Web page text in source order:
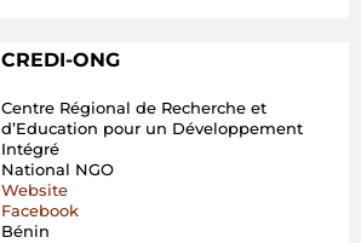
CREDI-ONG
Centre Régional de Recherche et
d’Education pour un Développement
Intégré
National NGO
Website
Facebook
Bénin